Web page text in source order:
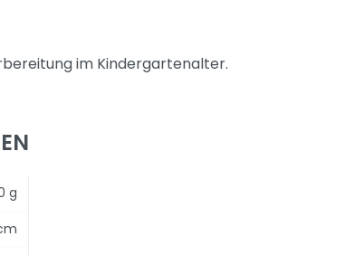
im Kindergartenalter.
g